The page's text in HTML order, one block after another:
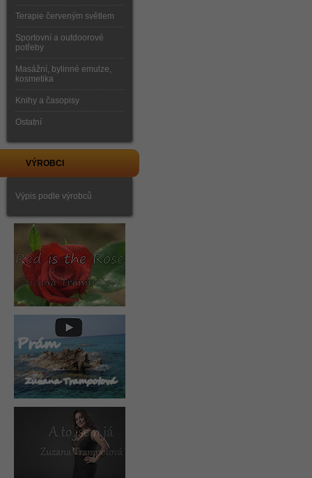
Terapie červeným světlem
Sportovní a outdoorové
potřeby
Masážní, bylinné emulze,
kosmetika
Knihy a časopisy
Ostatní
VÝROBCI
Výpis podle výrobců